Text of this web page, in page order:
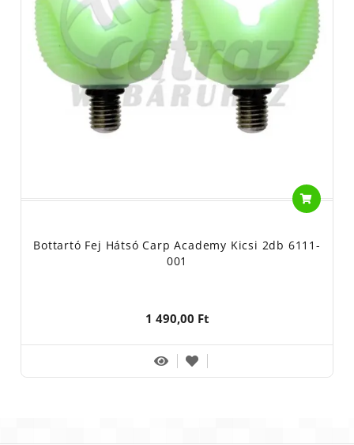
Bottartó Fej Hátsó Carp Academy Kicsi 2db 6111-
001
1 490,00 Ft